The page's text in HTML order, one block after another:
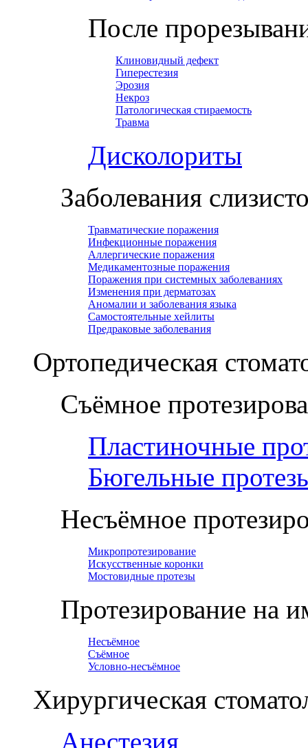
После
Клиновидный дефект
Гиперестезия
Эрозия
Некроз
Патологическая стираемость
Травма
Дисколориты
Заболевания
Травматические поражения
Инфекционные поражения
Аллергические поражения
Медикаментозные поражения
Поражения при системных заболеваниях
Изменения при дерматозах
Аномалии и заболевания языка
Самостоятельные хейлиты
Предраковые заболевания
Ортопедическая
Съёмное
Пластиночные
Бюгельные
Несъёмное
Микропротезирование
Искусственные коронки
Мостовидные протезы
Протезирование на
Несъёмное
Съёмное
Условно-несъёмное
Хирургическая
Анестезия